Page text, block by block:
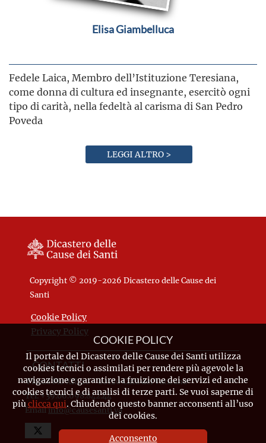
Elisa Giambelluca
Fedele Laica, Membro dell’Istituzione Teresiana,
come donna di cultura ed insegnante, esercitò ogni
tipo di carità, nella fedeltà al carisma di San Pedro
Poveda
LEGGI ALTRO >
Copyright © 2019-2026 Dicastero delle Cause dei
Santi
Cookie Policy
Privacy Policy
CONTATTI
Piazza Pio XII, 10 - 00120 Città del Vaticano
Tel. +39.06.698.842.44
Emailinfo@causesanti.va
COOKIE POLICY
Il portale del Dicastero delle Cause dei Santi utilizza
cookies tecnici o assimilati per rendere più agevole la
navigazione e garantire la fruizione dei servizi ed anche
cookies tecnici e di analisi di terze parti. Se vuoi saperne di
piùclicca qui. Chiudendo questo banner acconsenti all’uso
dei cookies.
Acconsento